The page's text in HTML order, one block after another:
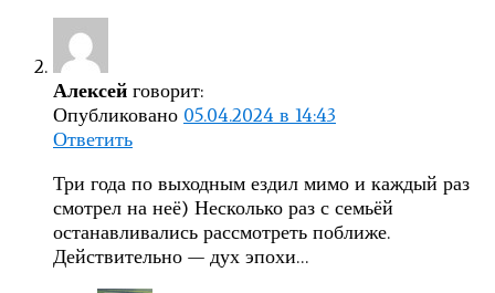
Алексей говорит:
Опубликовано 05.04.2024 в 14:43
Ответить
Три года по выходным ездил мимо и каждый раз
смотрел на неё) Несколько раз с семьёй
останавливались рассмотреть поближе.
Действительно — дух эпохи…